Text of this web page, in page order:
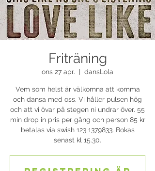
Friträning
ons 27 apr. dansLola
Vem som helst är välkomna att komma
och dansa med oss. Vi håller pulsen hög
och att vi övar på stegen ni undrar över. 55
min drop in pris per gång och person 85 kr
betalas via swish 123 1379833. Bokas
senast kl 15.30.